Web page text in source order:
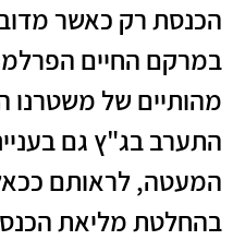
הכנסת רק כאשר
במרקם החיים
מהותיים של משטרנו
התערב בג"ץ גם
המעטה, לראותם
בהחלטת מליאת